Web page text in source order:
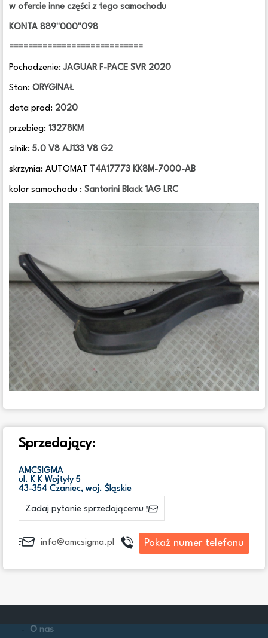
w ofercie inne części z tego samochodu
KONTA 889"000"098
============================
Pochodzenie:JAGUAR F-PACE SVR 2020
Stan: ORYGINAŁ
data prod: 2020
przebieg: 13278KM
silnik: 5.0 V8 AJ133 V8 G2
skrzynia: AUTOMAT T4A17773 KK8M-7000-AB
kolor samochodu : Santorini Black 1AG LRC
Sprzedający:
AMCSIGMA
ul. K K Wojtyły 5
43-354 Czaniec, woj. Śląskie
Zadaj pytanie sprzedającemu
info@amcsigma.pl Pokaż numer telefonu
O nas